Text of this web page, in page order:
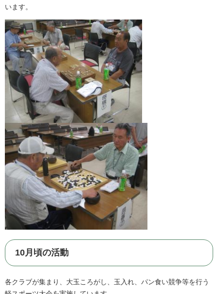
います。
10月頃の活動
各クラブが集まり、大玉ころがし、玉入れ、パン食い競争等を行う